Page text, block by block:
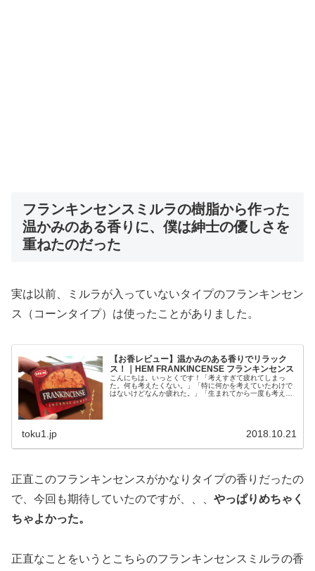
フランキンセンスミルラの樹脂から作った
温かみのある香りに、僕は紳士の優しさを
重ねたのだった
実は以前、ミルラが入っていないタイプのフランキンセン
ス（コーンタイプ）は使ったことがありました。
【お香レビュー】温かみのある香りでリラック
ス！｜HEM FRANKINCENSE フランキンセンス
こんにちは。いっとくです！「考えすぎて疲れてしまっ
た。何も考えたくない。」「特に何かを考えていたわけで
はないけどなんか疲れた。」「生まれてから一度も考えた
toku1.jp 2018.10.21
正直このフランキンセンスがかなりタイプの香りだったの
で、今回も期待していたのですが、、、 やっぱりめちゃく
ちゃよかった。
正直なことをいうとこちらのフランキンセンスミルラの香